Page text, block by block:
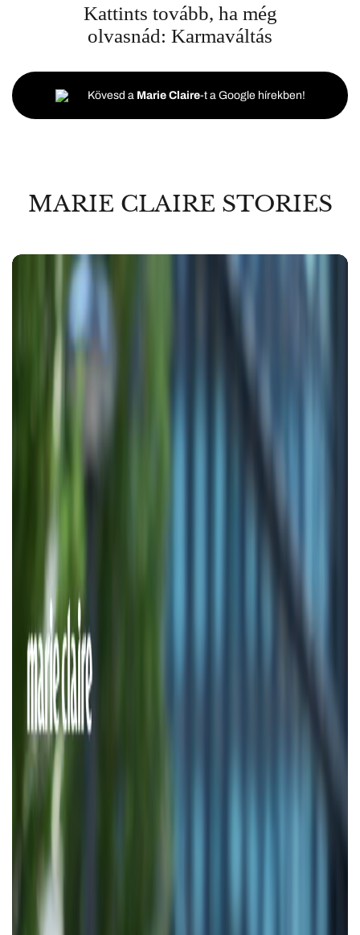
Kattints tovább, ha még
olvasnád: Karmaváltás
Kövesd a Marie Claire-t a Google hírekben!
MARIE CLAIRE STORIES